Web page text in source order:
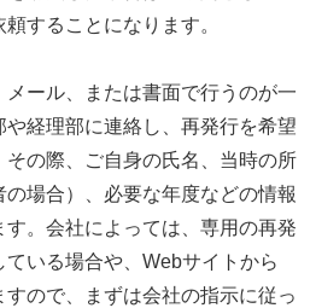
することになります。
ール、または書面で行うのが一
経理部に連絡し、再発行を希望
の際、ご自身の氏名、当時の所
場合）、必要な年度などの情報
。会社によっては、専用の再発
いる場合や、Webサイトから
ので、まずは会社の指示に従っ